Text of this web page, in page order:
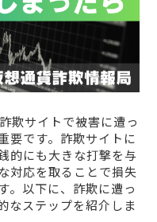
欺サイトで被害に遭っ
要です。詐欺サイトに
的にも大きな打撃を与
対応を取ることで損失
。以下に、詐欺に遭っ
なステップを紹介しま